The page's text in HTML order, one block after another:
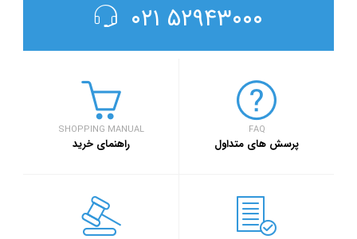
۵۲۹۴۳۰۰۰ ۰۲۱
SHOPPING MANUAL
راهنمای خرید
FAQ
پرسش های متداول